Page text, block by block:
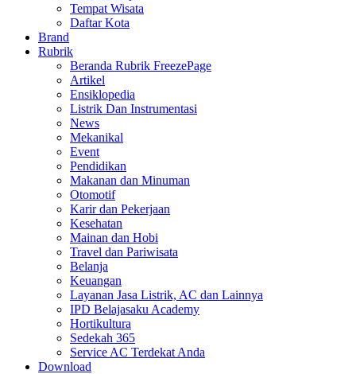
Tempat Wisata
Daftar Kota
Brand
Rubrik
Beranda Rubrik FreezePage
Artikel
Ensiklopedia
Listrik Dan Instrumentasi
News
Mekanikal
Event
Pendidikan
Makanan dan Minuman
Otomotif
Karir dan Pekerjaan
Kesehatan
Mainan dan Hobi
Travel dan Pariwisata
Belanja
Keuangan
Layanan Jasa Listrik, AC dan Lainnya
IPD Belajasaku Academy
Hortikultura
Sedekah 365
Service AC Terdekat Anda
Download